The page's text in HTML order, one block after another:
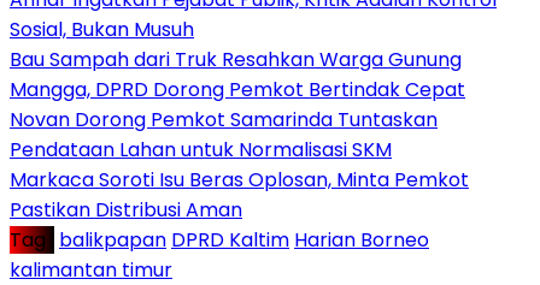
Sosial, Bukan Musuh
Bau Sampah dari Truk Resahkan Warga Gunung
Mangga, DPRD Dorong Pemkot Bertindak Cepat
Novan Dorong Pemkot Samarinda Tuntaskan
Pendataan Lahan untuk Normalisasi SKM
Markaca Soroti Isu Beras Oplosan, Minta Pemkot
Pastikan Distribusi Aman
Tag : balikpapan DPRD Kaltim Harian Borneo
kalimantan timur